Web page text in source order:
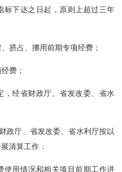
标下达之日起， 原则上 超过三年
挤占、挪用前期专项经费 ；
经费 ；
，经省财政厅、省发改委、省水
政厅、省发改委、省水利厅按以
清算工作 ：
使用情况和相关项目前期工作进